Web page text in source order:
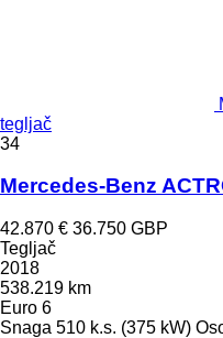
tegljač
34
Mercedes-Benz
42.870 € 36.750 GBP
Tegljač
2018
538.219 km
Euro 6
Snaga 510 k.s. (375 kW)